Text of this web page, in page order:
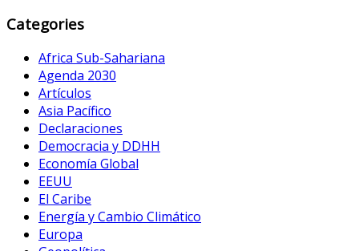
Categories
Africa Sub-Sahariana
Agenda 2030
Artículos
Asia Pacífico
Declaraciones
Democracia y DDHH
Economía Global
EEUU
El Caribe
Energía y Cambio Climático
Europa